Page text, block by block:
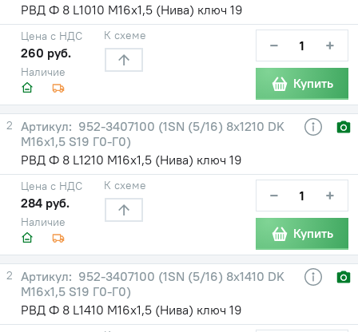
РВД Ф 8 L1010 М16х1,5 (Нива) ключ 19
Наличие
Цена с НДС
260 руб.
К схеме − +
Купить
2
952-3407100 (1SN (5/16) 8х1210 DK
М16х1,5 S19 Г0-Г0)
РВД Ф 8 L1210 М16х1,5 (Нива) ключ 19
Наличие
Цена с НДС
284 руб.
К схеме − +
Купить
2
952-3407100 (1SN (5/16) 8х1410 DK
М16х1,5 S19 Г0-Г0)
РВД Ф 8 L1410 М16х1,5 (Нива) ключ 19